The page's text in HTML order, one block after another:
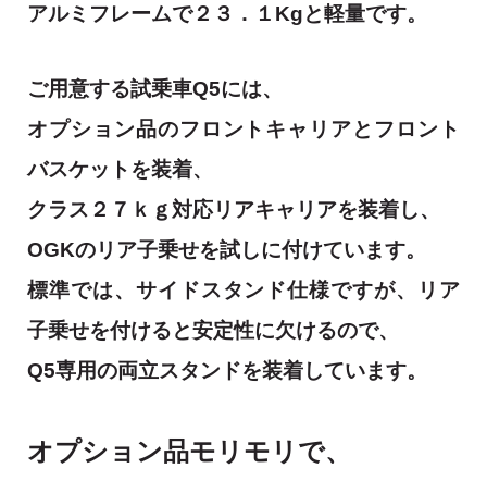
アルミフレームで２３．１Kgと軽量です。
ご用意する試乗車Q5には、
オプション品のフロントキャリアとフロント
バスケットを装着、
クラス２７ｋｇ対応リアキャリアを装着し、
OGKのリア子乗せを試しに付けています。
標準では、サイドスタンド仕様ですが、リア
子乗せを付けると安定性に欠けるので、
Q5専用の両立スタンドを装着しています。
オプション品モリモリで、